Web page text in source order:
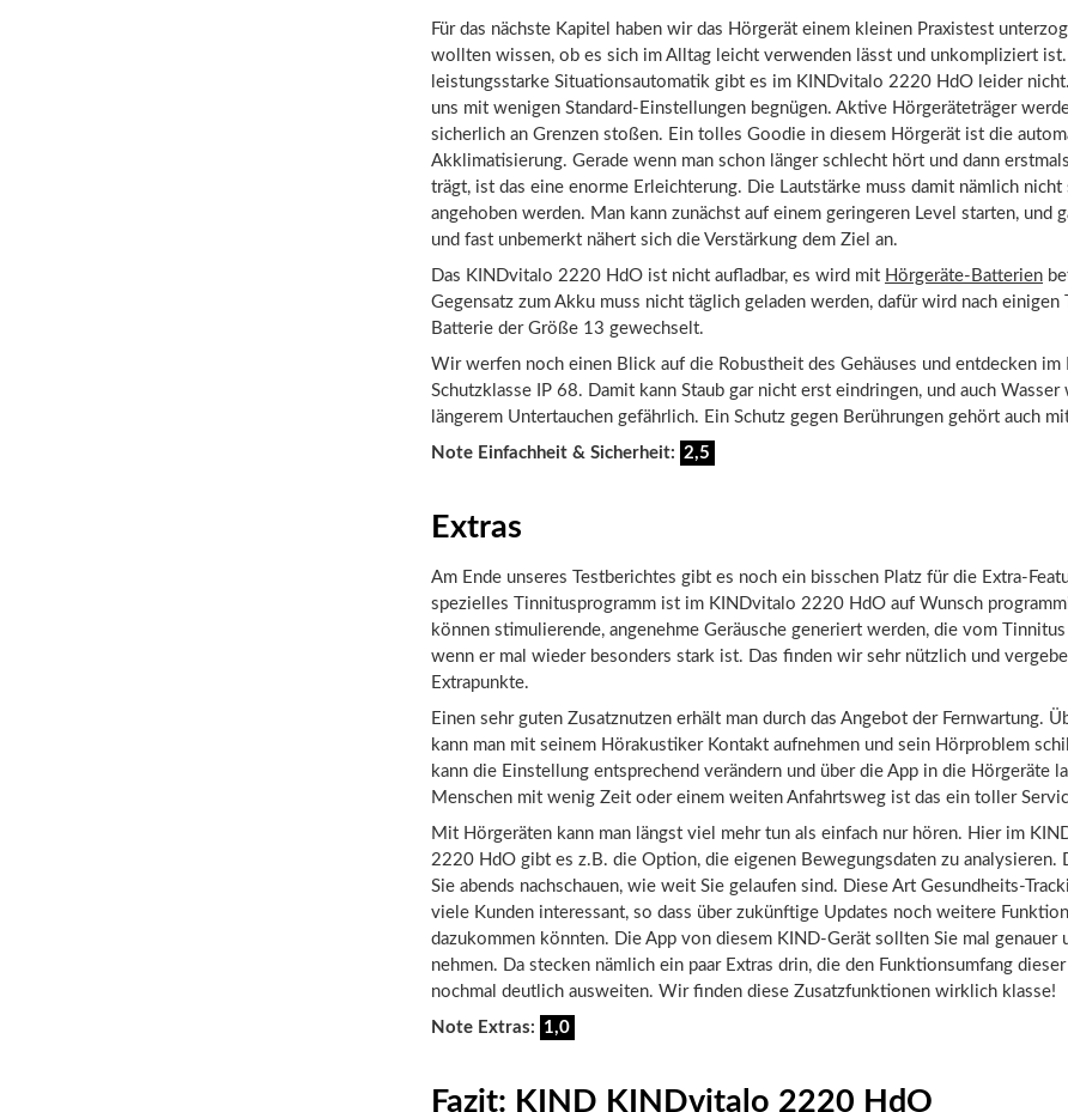
Für das nächste Kapitel haben wir das Hörgerät einem kleinen Praxistest
wollten wissen, ob es sich im Alltag leicht verwenden lässt und unkompliziert
leistungsstarke Situationsautomatik gibt es im KINDvitalo 2220 HdO leider
uns mit wenigen Standard-Einstellungen begnügen. Aktive Hörgeräteträger
sicherlich an Grenzen stoßen. Ein tolles Goodie in diesem Hörgerät ist die
Akklimatisierung. Gerade wenn man schon länger schlecht hört und dann
trägt, ist das eine enorme Erleichterung. Die Lautstärke muss damit nämlich nicht
angehoben werden. Man kann zunächst auf einem geringeren Level starten, und
und fast unbemerkt nähert sich die Verstärkung dem Ziel an.
Das KINDvitalo 2220 HdO ist nicht aufladbar, es wird mit Hörgeräte-Batterien
Gegensatz zum Akku muss nicht täglich geladen werden, dafür wird nach einigen
Batterie der Größe 13 gewechselt.
Wir werfen noch einen Blick auf die Robustheit des Gehäuses und entdecken im
Schutzklasse IP 68. Damit kann Staub gar nicht erst eindringen, und auch Wasser
längerem Untertauchen gefährlich. Ein Schutz gegen Berührungen gehört auch
Note Einfachheit & Sicherheit: 2,5
Extras
Am Ende unseres Testberichtes gibt es noch ein bisschen Platz für die Extra-
spezielles Tinnitusprogramm ist im KINDvitalo 2220 HdO auf Wunsch
können stimulierende, angenehme Geräusche generiert werden, die vom
wenn er mal wieder besonders stark ist. Das finden wir sehr nützlich und
Extrapunkte.
Einen sehr guten Zusatznutzen erhält man durch das Angebot der Fernwartung.
kann man mit seinem Hörakustiker Kontakt aufnehmen und sein Hörproblem
kann die Einstellung entsprechend verändern und über die App in die Hörgeräte
Menschen mit wenig Zeit oder einem weiten Anfahrtsweg ist das ein toller
Mit Hörgeräten kann man längst viel mehr tun als einfach nur hören. Hier im
2220 HdO gibt es z.B. die Option, die eigenen Bewegungsdaten zu analysieren.
Sie abends nachschauen, wie weit Sie gelaufen sind. Diese Art Gesundheits-
viele Kunden interessant, so dass über zukünftige Updates noch weitere
dazukommen könnten. Die App von diesem KIND-Gerät sollten Sie mal genauer
nehmen. Da stecken nämlich ein paar Extras drin, die den Funktionsumfang
nochmal deutlich ausweiten. Wir finden diese Zusatzfunktionen wirklich klasse!
Note Extras: 1,0
Fazit: KIND KINDvitalo 2220 HdO